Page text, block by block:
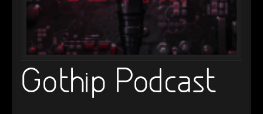
►
►
►
►
Gothip Podcast